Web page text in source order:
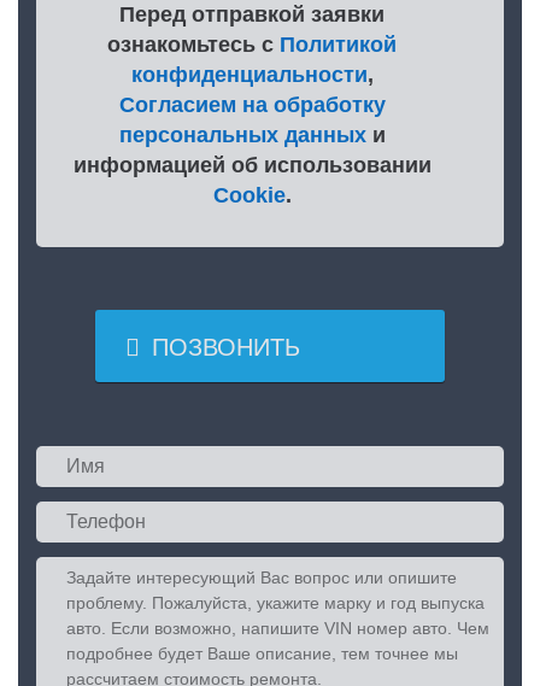
Перед отправкой заявки
ознакомьтесь с Политикой
конфиденциальности,
Согласием на обработку
персональных данныхи
информацией об использовании
Cookie.
 ПОЗВОНИТЬ